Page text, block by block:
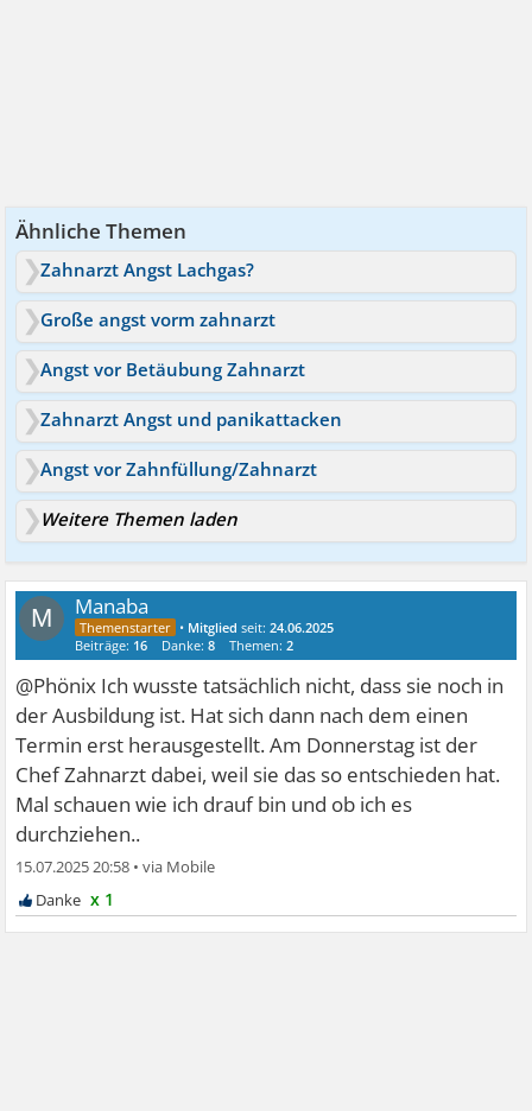
Ähnliche Themen
Zahnarzt Angst Lachgas?
Große angst vorm zahnarzt
Angst vor Betäubung Zahnarzt
Zahnarzt Angst und panikattacken
Angst vor Zahnfüllung/Zahnarzt
Weitere Themen laden
M Manaba
• Mitglied seit:24.06.2025
Beiträge: 16 Danke:8 Themen:2
@Phönix Ich wusste tatsächlich nicht, dass sie noch in
der Ausbildung ist. Hat sich dann nach dem einen
Termin erst herausgestellt. Am Donnerstag ist der
Chef Zahnarzt dabei, weil sie das so entschieden hat.
Mal schauen wie ich drauf bin und ob ich es
durchziehen..
15.07.2025 20:58 •
x 1